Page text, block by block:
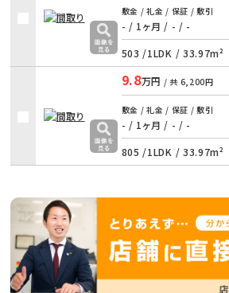
敷金 / 礼金 / 保証 / 敷引
- / 1ヶ月 / - / -
503 /1LDK / 33.97m²
9.8万円 / 共 6,200円
敷金 / 礼金 / 保証 / 敷引
- / 1ヶ月 / - / -
805 /1LDK / 33.97m²